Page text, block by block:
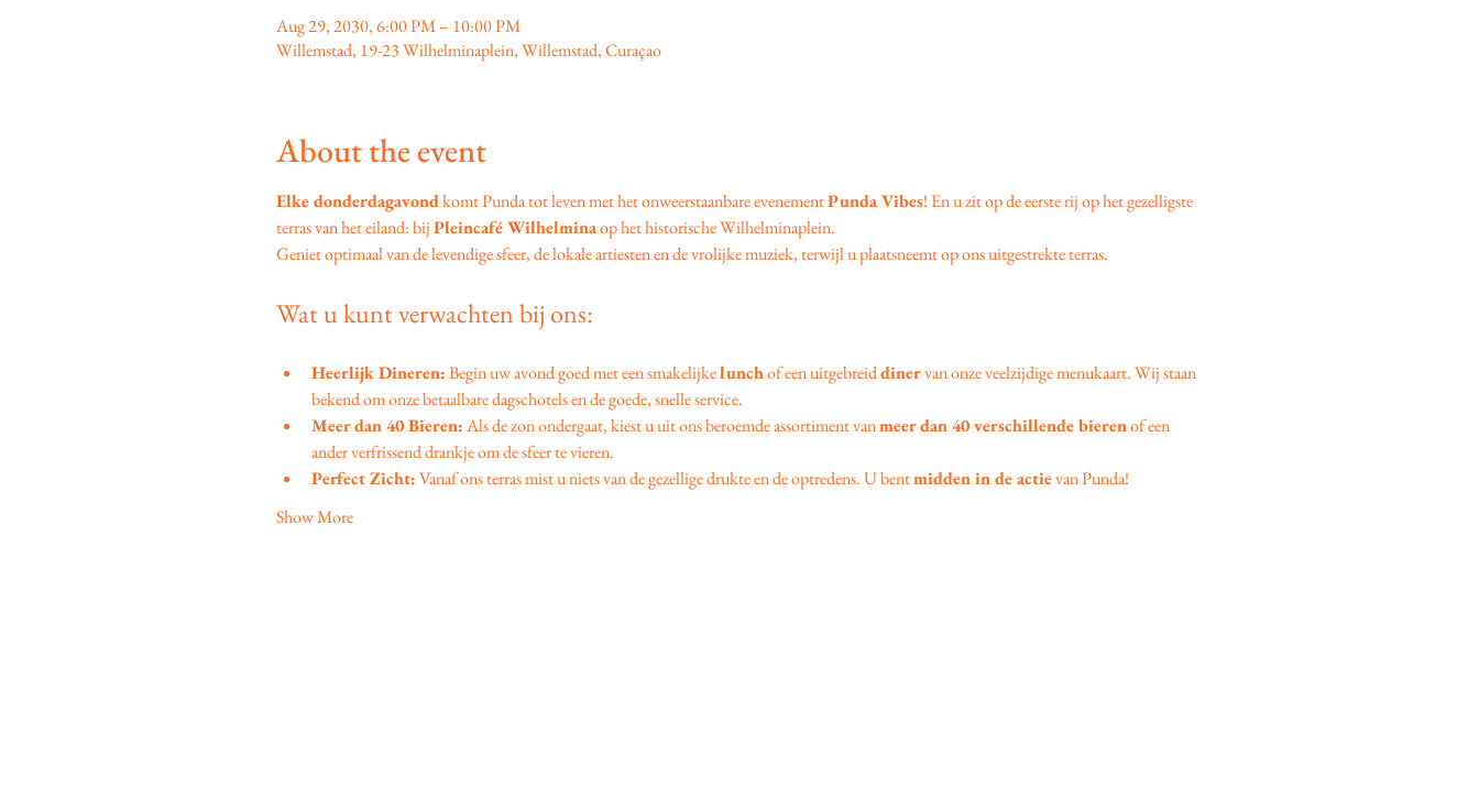
Aug 29, 2030, 6:00 PM – 10:00 PM
Willemstad, 19-23 Wilhelminaplein, Willemstad, Curaçao
About the event
Elke donderdagavond komt Punda tot leven met het onweerstaanbare evenement Punda Vibes! En u zit op de eerste rij op het gezelligste
terras van het eiland: bij Pleincafé Wilhelmina op het historische Wilhelminaplein.
Geniet optimaal van de levendige sfeer, de lokale artiesten en de vrolijke muziek, terwijl u plaatsneemt op ons uitgestrekte terras.
Wat u kunt verwachten bij ons:
Heerlijk Dineren: Begin uw avond goed met een smakelijke lunch of een uitgebreid diner van onze veelzijdige menukaart. Wij staan
bekend om onze betaalbare dagschotels en de goede, snelle service.
Meer dan 40 Bieren: Als de zon ondergaat, kiest u uit ons beroemde assortiment van meer dan 40 verschillende bieren of een
ander verfrissend drankje om de sfeer te vieren.
Perfect Zicht: Vanaf ons terras mist u niets van de gezellige drukte en de optredens. U bent midden in de actie van Punda!
Show More